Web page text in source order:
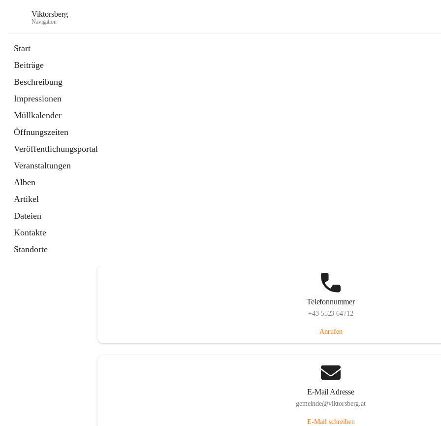
Viktorsberg
Navigation
Start
Beiträge
Beschreibung
Impressionen
Müllkalender
Öffnungszeiten
Veröffentlichungsportal
Veranstaltungen
Alben
Artikel
Dateien
Kontakte
Standorte
Telefonnummer
+43 5523 64712
Anrufen
E-Mail Adresse
gemeinde@viktorsberg.at
E-Mail schreiben